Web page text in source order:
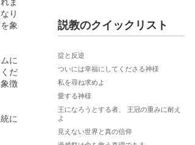
ま
り
象
に
だ
徴
に